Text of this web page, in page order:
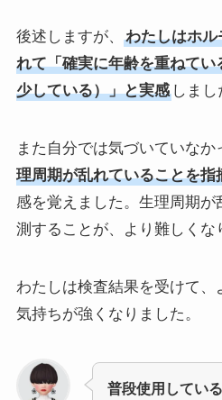
後述しますが、
わたしはホ
れて「確実に年齢を重ねて
少している）」と実感しまし
また自分では気づいていな
理周期が乱れていることを指
感を覚えました。生理周期
測することが、より難しくな
わたしは検査結果を受けて、
気持ちが強くなりました。
普段使用してい